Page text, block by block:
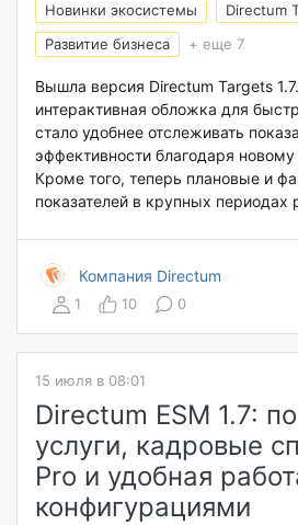
Новинки экосистемы
Directum
Развитие бизнеса
+ еще 7
Вышла версия Directum Targets
интерактивная обложка для
стало удобнее отслеживать
эффективности благодаря
Кроме того, теперь плановые и
показателей в крупных периодах
Компания Directum
1 10 0
15 июля в 08:01
Directum ESM 1.7:
услуги, кадровые
Pro и удобная
конфигурациями